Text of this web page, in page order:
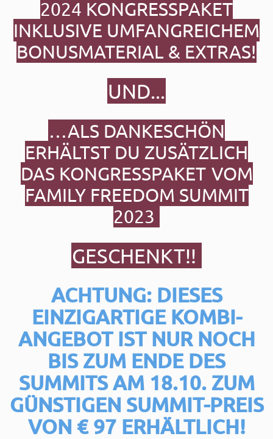
2024 KONGRESSPAKET
INKLUSIVE UMFANGREICHEM
BONUSMATERIAL & EXTRAS!
UND...
…ALS DANKESCHÖN
ERHÄLTST DU ZUSÄTZLICH
DAS KONGRESSPAKET VOM
FAMILY FREEDOM SUMMIT
2023
GESCHENKT!!
ACHTUNG: DIESES
EINZIGARTIGE KOMBI-
ANGEBOT IST NUR NOCH
BIS ZUM ENDE DES
SUMMITS AM 18.10. ZUM
GÜNSTIGEN SUMMIT-PREIS
VON € 97 ERHÄLTLICH!